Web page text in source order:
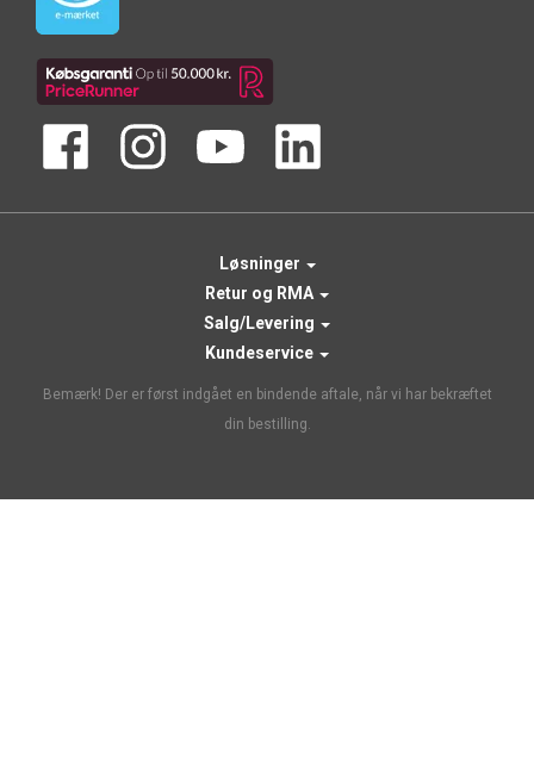
Løsninger
Retur og RMA
Salg/Levering
Kundeservice
Bemærk! Der er først indgået en bindende aftale, når vi har bekræftet
din bestilling.